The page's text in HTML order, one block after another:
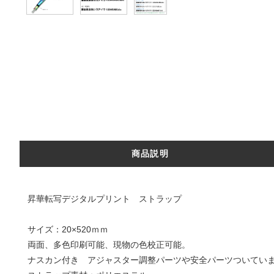
商品説明
昇華転写デジタルプリント ストラップ
サイズ：20×520ｍｍ
両面、多色印刷可能、現物の色校正可能。
ナスカン付き アジャスター調整パーツや安全パーツついてい